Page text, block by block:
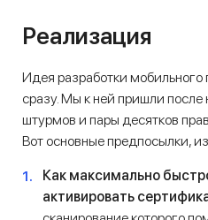
Реализация
Идея разработки
сразу. Мы к ней пришли после
штурмов и пары десятков
Вот основные предпосылки,
Как максимально
активировать